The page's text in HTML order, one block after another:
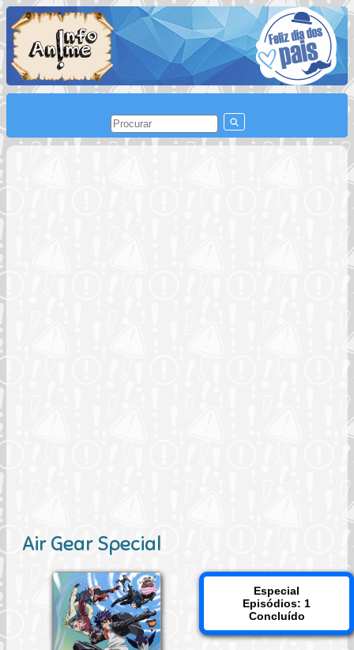
Air Gear Special
Especial
Episódios: 1
Concluído